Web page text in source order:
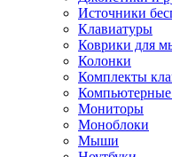
Источники
Клавиатуры
Коврики для
Колонки
Комплекты
Мониторы
Моноблоки
Мыши